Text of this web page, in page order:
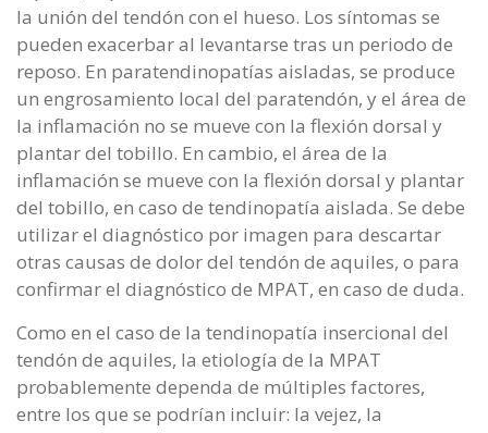
la unión del tendón con el hueso. Los síntomas se
pueden exacerbar al levantarse tras un periodo de
reposo. En paratendinopatías aisladas, se produce
un engrosamiento local del paratendón, y el área de
la inflamación no se mueve con la flexión dorsal y
plantar del tobillo. En cambio, el área de la
inflamación se mueve con la flexión dorsal y plantar
del tobillo, en caso de tendinopatía aislada. Se debe
utilizar el diagnóstico por imagen para descartar
otras causas de dolor del tendón de aquiles, o para
confirmar el diagnóstico de MPAT, en caso de duda.
Como en el caso de la tendinopatía insercional del
tendón de aquiles, la etiología de la MPAT
probablemente dependa de múltiples factores,
entre los que se podrían incluir: la vejez, la